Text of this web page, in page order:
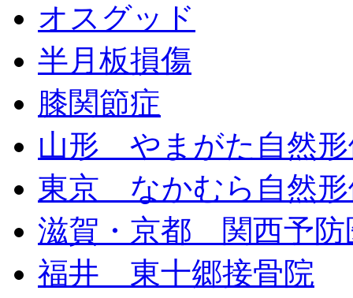
オスグッド
半月板損傷
膝関節症
山形 やまがた自然形
東京 なかむら自然形
滋賀・京都 関西予防
福井 東十郷接骨院